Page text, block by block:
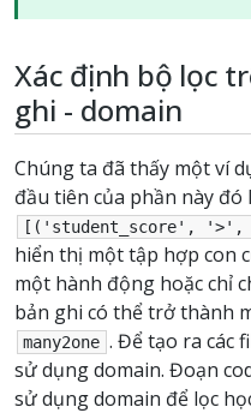
Xác định bộ lọc
ghi - domain
Chúng ta đã thấy một ví
đầu tiên của phần này đó
[('student_score', '>',
hiển thị một tập hợp con
một hành động hoặc chỉ
bản ghi có thể trở thành
many2one . Để tạo ra các
sử dụng domain. Đoạn
sử dụng domain để lọc